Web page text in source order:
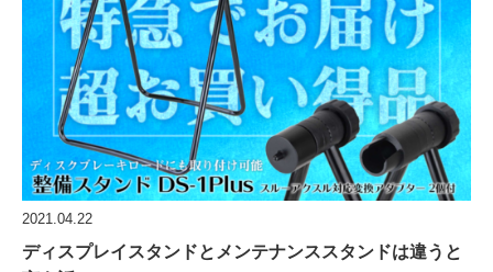
2021.04.22
ディスプレイスタンドとメンテナンススタンドは違うと